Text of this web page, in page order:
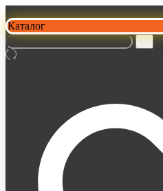
Каталог